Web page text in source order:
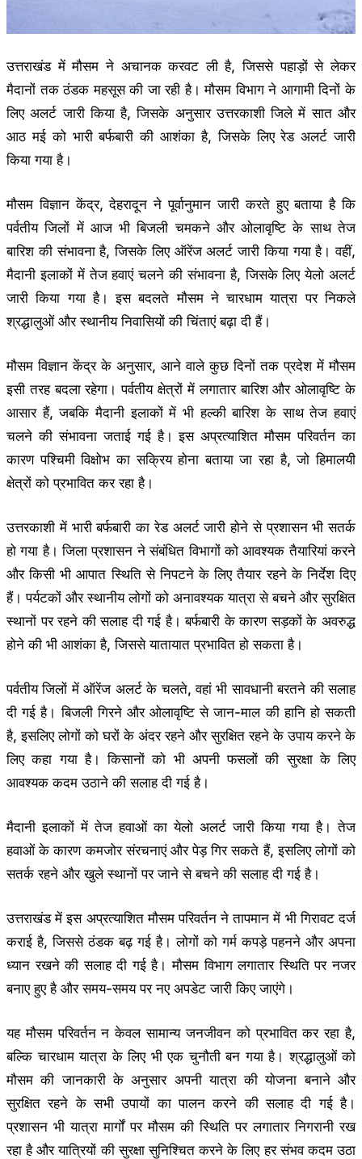
उत्तराखंड में मौसम ने अचानक करवट ली है, जिससे पहाड़ों से लेकर
मैदानों तक ठंडक महसूस की जा रही है। मौसम विभाग ने आगामी दिनों के
लिए अलर्ट जारी किया है, जिसके अनुसार उत्तरकाशी जिले में सात और
आठ मई को भारी बर्फबारी की आशंका है, जिसके लिए रेड अलर्ट जारी
किया गया है।
मौसम विज्ञान केंद्र, देहरादून ने पूर्वानुमान जारी करते हुए बताया है कि
पर्वतीय जिलों में आज भी बिजली चमकने और ओलावृष्टि के साथ तेज
बारिश की संभावना है, जिसके लिए ऑरेंज अलर्ट जारी किया गया है। वहीं,
मैदानी इलाकों में तेज हवाएं चलने की संभावना है, जिसके लिए येलो अलर्ट
जारी किया गया है। इस बदलते मौसम ने चारधाम यात्रा पर निकले
श्रद्धालुओं और स्थानीय निवासियों की चिंताएं बढ़ा दी हैं।
मौसम विज्ञान केंद्र के अनुसार, आने वाले कुछ दिनों तक प्रदेश में मौसम
इसी तरह बदला रहेगा। पर्वतीय क्षेत्रों में लगातार बारिश और ओलावृष्टि के
आसार हैं, जबकि मैदानी इलाकों में भी हल्की बारिश के साथ तेज हवाएं
चलने की संभावना जताई गई है। इस अप्रत्याशित मौसम परिवर्तन का
कारण पश्चिमी विक्षोभ का सक्रिय होना बताया जा रहा है, जो हिमालयी
क्षेत्रों को प्रभावित कर रहा है।
उत्तरकाशी में भारी बर्फबारी का रेड अलर्ट जारी होने से प्रशासन भी सतर्क
हो गया है। जिला प्रशासन ने संबंधित विभागों को आवश्यक तैयारियां करने
और किसी भी आपात स्थिति से निपटने के लिए तैयार रहने के निर्देश दिए
हैं। पर्यटकों और स्थानीय लोगों को अनावश्यक यात्रा से बचने और सुरक्षित
स्थानों पर रहने की सलाह दी गई है। बर्फबारी के कारण सड़कों के अवरुद्ध
होने की भी आशंका है, जिससे यातायात प्रभावित हो सकता है।
पर्वतीय जिलों में ऑरेंज अलर्ट के चलते, वहां भी सावधानी बरतने की सलाह
दी गई है। बिजली गिरने और ओलावृष्टि से जान-माल की हानि हो सकती
है, इसलिए लोगों को घरों के अंदर रहने और सुरक्षित रहने के उपाय करने के
लिए कहा गया है। किसानों को भी अपनी फसलों की सुरक्षा के लिए
आवश्यक कदम उठाने की सलाह दी गई है।
मैदानी इलाकों में तेज हवाओं का येलो अलर्ट जारी किया गया है। तेज
हवाओं के कारण कमजोर संरचनाएं और पेड़ गिर सकते हैं, इसलिए लोगों को
सतर्क रहने और खुले स्थानों पर जाने से बचने की सलाह दी गई है।
उत्तराखंड में इस अप्रत्याशित मौसम परिवर्तन ने तापमान में भी गिरावट दर्ज
कराई है, जिससे ठंडक बढ़ गई है। लोगों को गर्म कपड़े पहनने और अपना
ध्यान रखने की सलाह दी गई है। मौसम विभाग लगातार स्थिति पर नजर
बनाए हुए है और समय-समय पर नए अपडेट जारी किए जाएंगे।
यह मौसम परिवर्तन न केवल सामान्य जनजीवन को प्रभावित कर रहा है,
बल्कि चारधाम यात्रा के लिए भी एक चुनौती बन गया है। श्रद्धालुओं को
मौसम की जानकारी के अनुसार अपनी यात्रा की योजना बनाने और
सुरक्षित रहने के सभी उपायों का पालन करने की सलाह दी गई है।
प्रशासन भी यात्रा मार्गों पर मौसम की स्थिति पर लगातार निगरानी रख
रहा है और यात्रियों की सुरक्षा सुनिश्चित करने के लिए हर संभव कदम उठा